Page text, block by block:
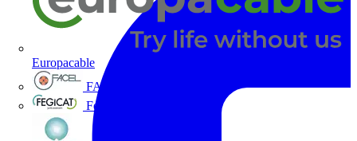
Europacable
FACEL
Fegicat